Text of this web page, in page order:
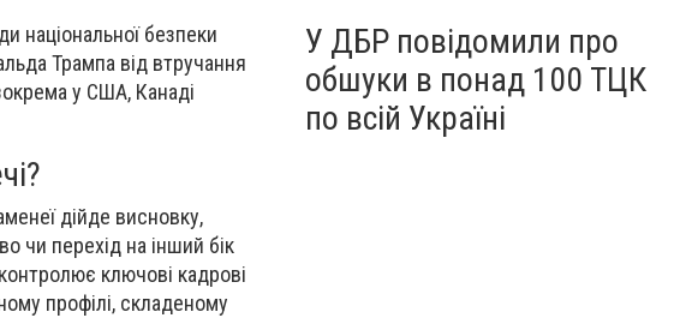
національної безпеки
Трампа від втручання
у США, Канаді
дійде висновку,
чи перехід на інший бік
ключові кадрові
профілі, складеному
У ДБР повідомили про
обшуки в понад 100 ТЦК
по всій Україні